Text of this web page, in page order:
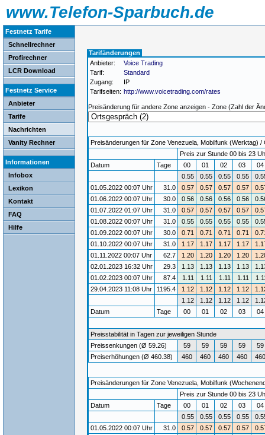
www.Telefon-Sparbuch.de
Festnetz Tarife
Schnellrechner
Profirechner
LCR Download
Festnetz Service
Anbieter
Tarife
Nachrichten
Vanity Rechner
Informationen
Infobox
Lexikon
Kontakt
FAQ
Hilfe
Tarifänderungen
Anbieter:
Voice Trading
Tarif:
Standard
Zugang:
IP
Tarifseiten: http://www.voicetrading.com/rates
Preisänderung für andere Zone anzeigen - Zone (Zahl der
Preisänderungen für Zone Venezuela, Mobilfunk (Werktag) /
Preis zur Stunde 00 bis 23
Datum
Tage 00 01 02 03
0.55
0.55 0.55 0.55
01.05.2022 00:07 Uhr
31.0 0.57 0.57 0.57 0.57
01.06.2022 00:07 Uhr
30.0 0.56 0.56 0.56 0.56
01.07.2022 01:07 Uhr
31.0 0.57 0.57 0.57 0.57
01.08.2022 00:07 Uhr
31.0 0.55 0.55 0.55 0.55
01.09.2022 00:07 Uhr
30.0 0.71 0.71 0.71 0.71
01.10.2022 00:07 Uhr
31.0 1.17 1.17 1.17 1.17
01.11.2022 00:07 Uhr
62.7 1.20 1.20 1.20 1.20
02.01.2023 16:32 Uhr
29.3 1.13 1.13 1.13 1.13
01.02.2023 00:07 Uhr
87.4 1.11 1.11 1.11 1.11
29.04.2023 11:08 Uhr
1195.4 1.12 1.12 1.12 1.12
1.12
1.12 1.12 1.12
Datum
Tage 00 01 02 03 04
Preisstabilität in Tagen zur jeweiligen Stunde
Preissenkungen (Ø 59.26)
59 59 59 59
59
Preiserhöhungen (Ø 460.38)
460 460 460 460 460
Preisänderungen für Zone Venezuela, Mobilfunk
Preis zur Stunde 00 bis 23
Datum
Tage 00 01 02 03
0.55
0.55 0.55 0.55
01.05.2022 00:07 Uhr
31.0 0.57 0.57 0.57 0.57